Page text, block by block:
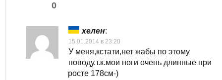
0
хелен:
15.01.2014 в 23:20
У меня,кстати,нет жабы по этому
поводу.т.к.мои ноги очень длинные при
росте 178см-)